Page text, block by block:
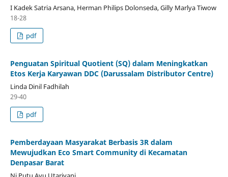
I Kadek Satria Arsana, Herman Philips Dolonseda, Gilly Marlya Tiwow
18-28
pdf
Penguatan Spiritual Quotient (SQ) dalam Meningkatkan
Etos Kerja Karyawan DDC (Darussalam Distributor Centre)
Linda Dinil Fadhilah
29-40
pdf
Pemberdayaan Masyarakat Berbasis 3R dalam
Mewujudkan Eco Smart Community di Kecamatan
Denpasar Barat